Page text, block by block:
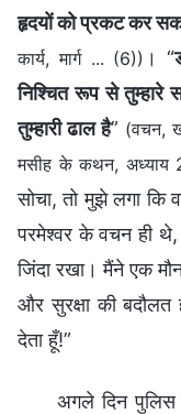
हृदयों को प्रकट कर
कार्य, मार्ग ... (6)) । “
निश्चित रूप से तुम्हारे
तुम्हारी ढाल है” (वचन,
मसीह के कथन, अध्याय
सोचा, तो मुझे लगा कि
परमेश्वर के वचन ही
जिंदा रखा। मैंने एक
और सुरक्षा की
देता हूँ!”
अगले दिन पुलिस